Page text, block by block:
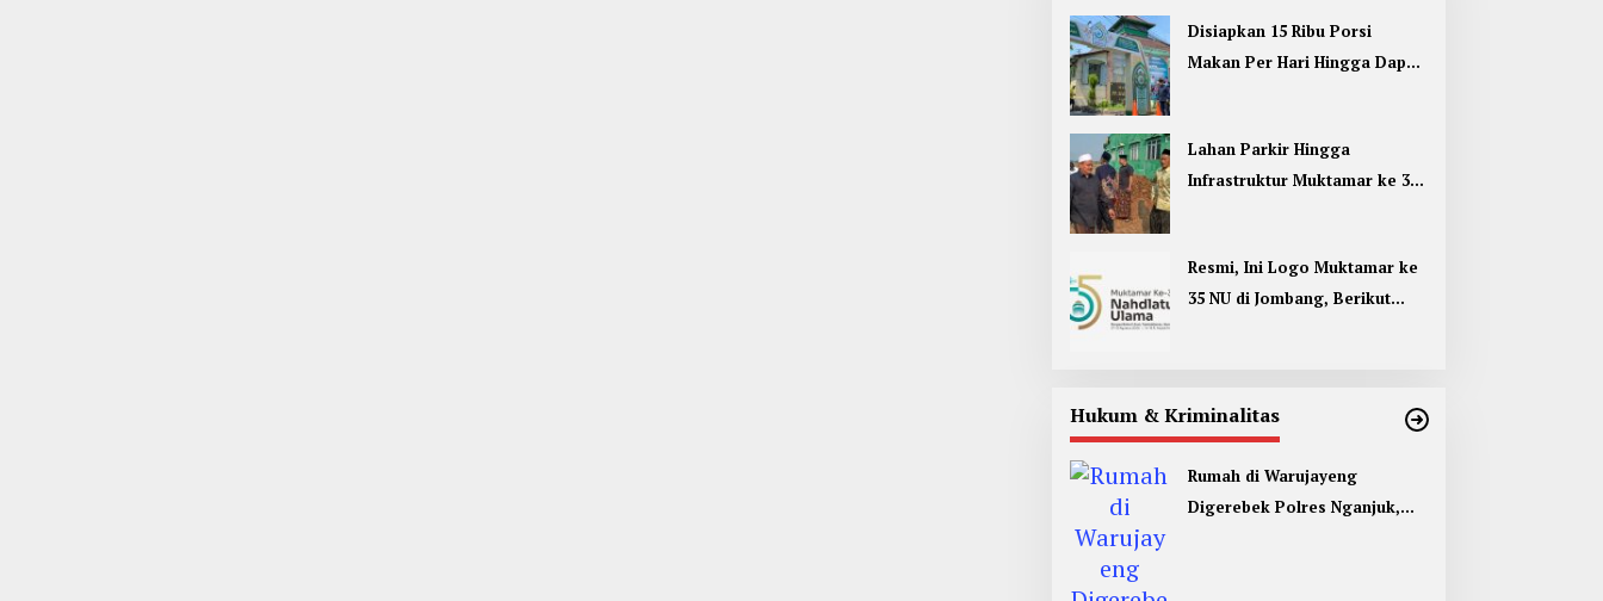
Disiapkan 15 Ribu Porsi
Makan Per Hari Hingga Dapur
Lahan Parkir Hingga
Infrastruktur Muktamar ke 35
Resmi, Ini Logo Muktamar ke
35 NU di Jombang, Berikut
Hukum & Kriminalitas
Rumah di Warujayeng
Digerebek Polres Nganjuk,